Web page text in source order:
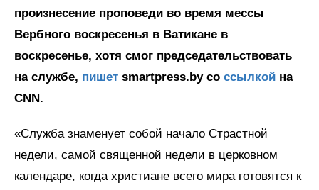
произнесение проповеди во время мессы
Вербного воскресенья в Ватикане в
воскресенье, хотя смог председательствовать
на службе, пишет smartpress.by со ссылкой на
CNN.
«Служба знаменует собой начало Страстной
недели, самой священной недели в церковном
календаре, когда христиане всего мира готовятся к